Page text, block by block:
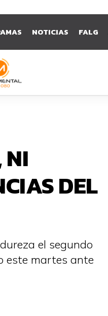
NOTICIAS FALG
NI
DEL
el segundo
este martes ante